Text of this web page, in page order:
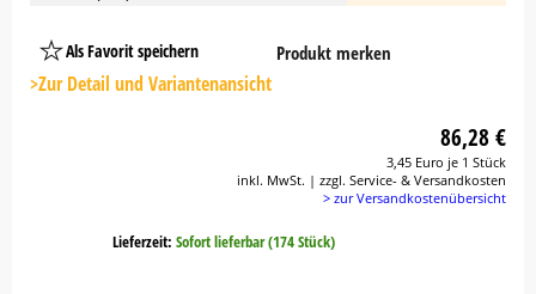
Als Favorit speichern
Platzhalter
Button
Produkt merken
>Zur Detail und Variantenansicht
86,28 €
3,45 Euro je 1 Stück
inkl. MwSt. | zzgl. Service- & Versandkosten
> zur Versandkostenübersicht
Lieferzeit: Sofort lieferbar (174 Stück)